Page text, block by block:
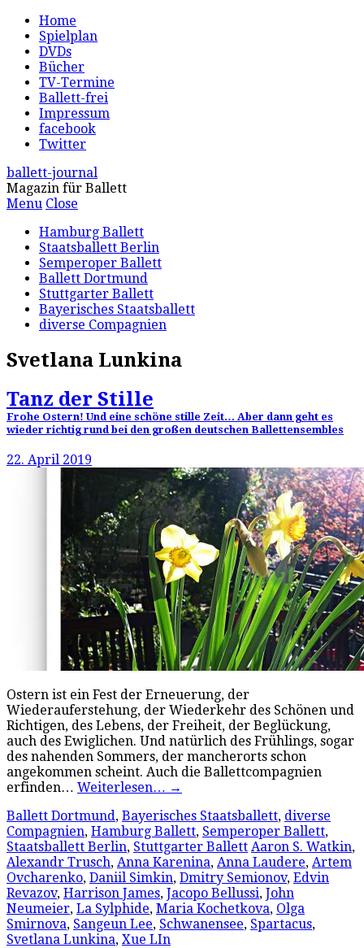
Home
Spielplan
DVDs
Bücher
TV-Termine
Ballett-frei
Impressum
facebook
Twitter
ballett-journal
Magazin für Ballett
Menu Close
Hamburg Ballett
Staatsballett Berlin
Semperoper Ballett
Ballett Dortmund
Stuttgarter Ballett
Bayerisches Staatsballett
diverse Compagnien
Svetlana Lunkina
Tanz der Stille
Frohe Ostern! Und eine schöne stille Zeit… Aber dann geht es
wieder richtig rund bei den großen deutschen Ballettensembles
22. April 2019
Ostern ist ein Fest der Erneuerung, der
Wiederauferstehung, der Wiederkehr des Schönen und
Richtigen, des Lebens, der Freiheit, der Beglückung,
auch des Ewiglichen. Und natürlich des Frühlings, sogar
des nahenden Sommers, der mancherorts schon
angekommen scheint. Auch die Ballettcompagnien
erfinden… Weiterlesen… →
Ballett Dortmund, Bayerisches Staatsballett, diverse
Compagnien, Hamburg Ballett, Semperoper Ballett,
Staatsballett Berlin, Stuttgarter Ballett Aaron S. Watkin,
Alexandr Trusch, Anna Karenina, Anna Laudere, Artem
Ovcharenko, Daniil Simkin, Dmitry Semionov, Edvin
Revazov, Harrison James, Jacopo Bellussi, John
Neumeier, La Sylphide, Maria Kochetkova, Olga
Smirnova, Sangeun Lee, Schwanensee, Spartacus,
Svetlana Lunkina, Xue LIn